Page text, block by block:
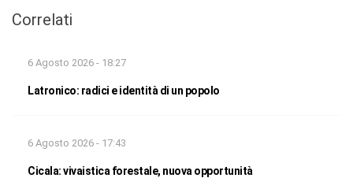
Correlati
6 Agosto 2026 - 18:27
Latronico: radici e identità di un popolo
6 Agosto 2026 - 17:43
Cicala: vivaistica forestale, nuova opportunità